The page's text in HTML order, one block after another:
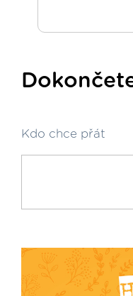
Kdo chce přát